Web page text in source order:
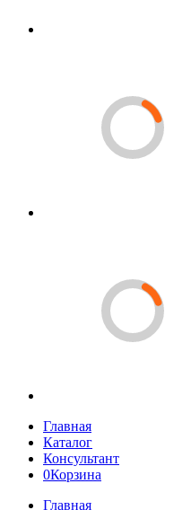
Главная
Каталог
Консультант
0Корзина
Главная